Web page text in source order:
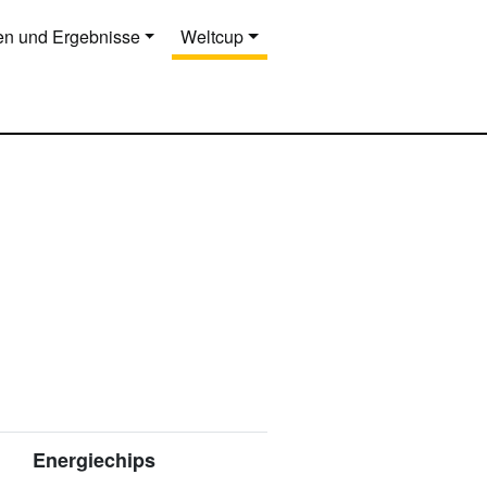
und Ergebnisse Weltcup
Energiechips